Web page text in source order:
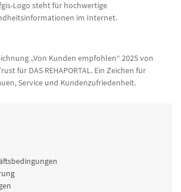
Logo steht für hochwertige
im Internet.
„Von Kunden empfohlen“ 2025 von
für DAS REHAPORTAL. Ein Zeichen für
Service und Kundenzufriedenheit.